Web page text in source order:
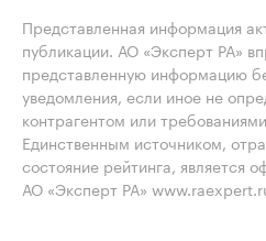
Представленная информация
публикации. АО «Эксперт РА»
представленную информацию
уведомления, если иное не
контрагентом или
Единственным источником,
состояние рейтинга, является
АО «Эксперт РА»